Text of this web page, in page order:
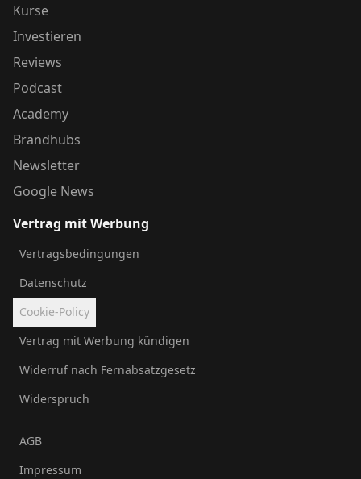
Kurse
Investieren
Reviews
Podcast
Academy
Brandhubs
Newsletter
Google News
Vertrag mit Werbung
Vertragsbedingungen
Datenschutz
Cookie-Policy
Vertrag mit Werbung kündigen
Widerruf nach Fernabsatzgesetz
Widerspruch
AGB
Impressum